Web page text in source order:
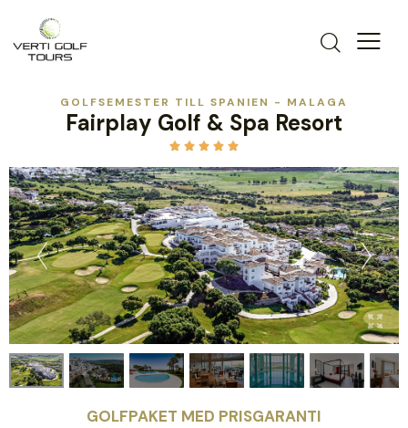
GOLFSEMESTER TILL SPANIEN - MALAGA
Fairplay Golf & Spa Resort
    
GOLFPAKET MED PRISGARANTI